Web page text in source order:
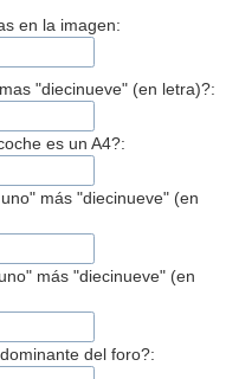
en la imagen:
"diecinueve" (en letra)?:
es un A4?:
más "diecinueve" (en
más "diecinueve" (en
del foro?: